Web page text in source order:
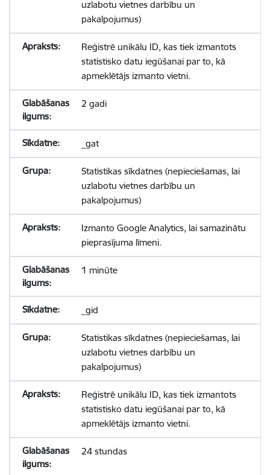
uzlabotu vietnes darbību un
pakalpojumus)
Reģistrē unikālu ID, kas tiek izmantots
statistisko datu iegūšanai par to, kā
apmeklētājs izmanto vietni.
2 gadi
_gat
Statistikas sīkdatnes (nepieciešamas, lai
uzlabotu vietnes darbību un
pakalpojumus)
Izmanto Google Analytics, lai samazinātu
pieprasījuma līmeni.
1 minūte
_gid
Statistikas sīkdatnes (nepieciešamas, lai
uzlabotu vietnes darbību un
pakalpojumus)
Reģistrē unikālu ID, kas tiek izmantots
statistisko datu iegūšanai par to, kā
apmeklētājs izmanto vietni.
24 stundas